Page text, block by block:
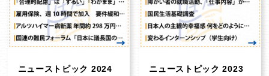
ニューストピック 2024
ニューストピック 2023